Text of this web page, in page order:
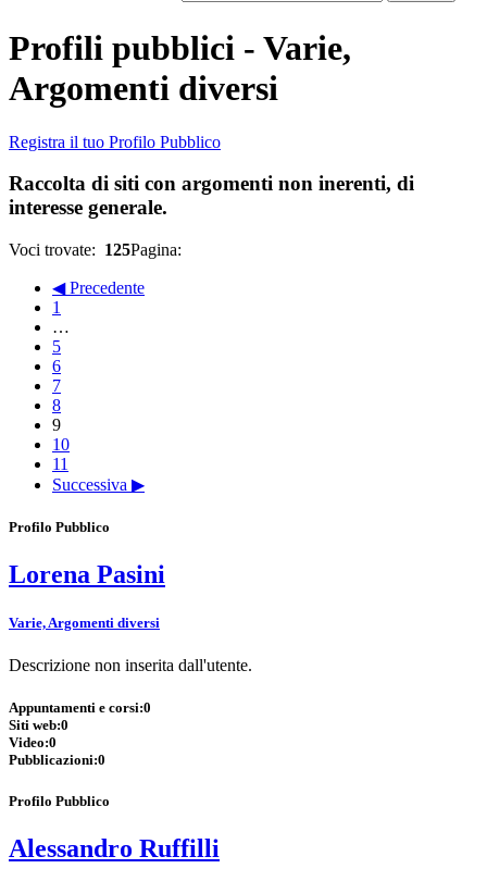
Profili pubblici - Varie,
Argomenti diversi
Registra il tuo Profilo Pubblico
Raccolta di siti con argomenti non inerenti, di
interesse generale.
Voci trovate: 125Pagina:
◀ Precedente
1
…
5
6
7
8
9
10
11
Successiva ▶
Profilo Pubblico
Lorena Pasini
Varie, Argomenti diversi
Descrizione non inserita dall'utente.
Appuntamenti e corsi:0
Siti web:0
Video:0
Pubblicazioni:0
Profilo Pubblico
Alessandro Ruffilli